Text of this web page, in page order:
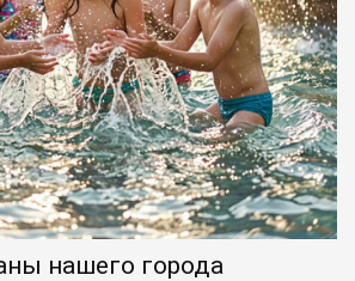
нашего города